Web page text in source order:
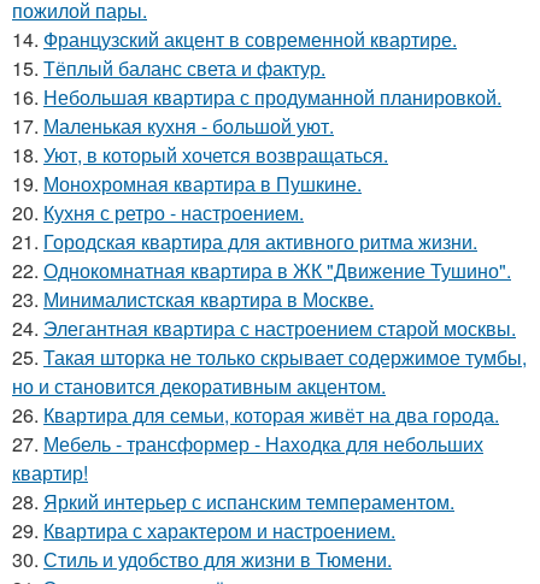
пожилой пары.
14. Французский акцент в современной квартире.
15. Тёплый баланс света и фактур.
16. Небольшая квартира с продуманной планировкой.
17. Маленькая кухня - большой уют.
18. Уют, в который хочется возвращаться.
19. Монохромная квартира в Пушкине.
20. Кухня с ретро - настроением.
21. Городская квартира для активного ритма жизни.
22. Однокомнатная квартира в ЖК "Движение Тушино".
23. Минималистская квартира в Москве.
24. Элегантная квартира с настроением старой москвы.
25. Такая шторка не только скрывает содержимое тумбы,
но и становится декоративным акцентом.
26. Квартира для семьи, которая живёт на два города.
27. Мебель - трансформер - Находка для небольших
квартир!
28. Яркий интерьер с испанским темпераментом.
29. Квартира с характером и настроением.
30. Стиль и удобство для жизни в Тюмени.